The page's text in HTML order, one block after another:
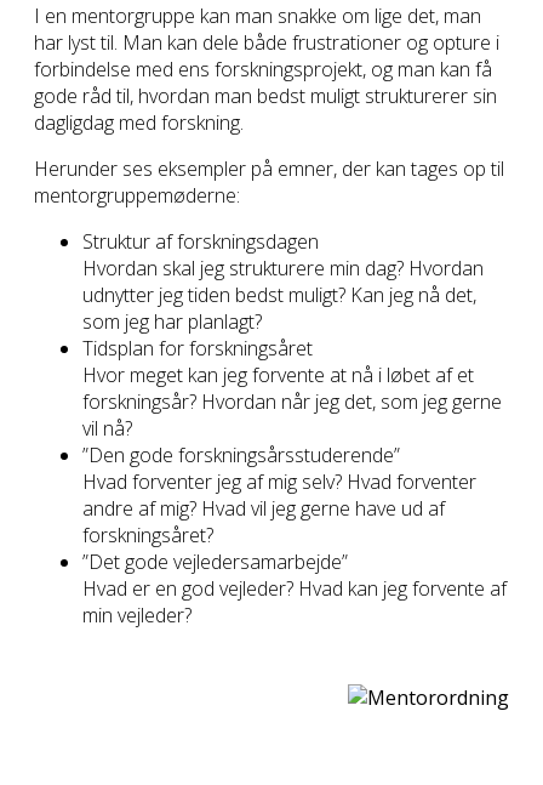
I en mentorgruppe kan man snakke om lige det, man
har lyst til. Man kan dele både frustrationer og opture i
forbindelse med ens forskningsprojekt, og man kan få
gode råd til, hvordan man bedst muligt strukturerer sin
dagligdag med forskning.
Herunder ses eksempler på emner, der kan tages op til
mentorgruppemøderne:
Struktur af forskningsdagen
Hvordan skal jeg strukturere min dag? Hvordan
udnytter jeg tiden bedst muligt? Kan jeg nå det,
som jeg har planlagt?
Tidsplan for forskningsåret
Hvor meget kan jeg forvente at nå i løbet af et
forskningsår? Hvordan når jeg det, som jeg gerne
vil nå?
”Den gode forskningsårsstuderende”
Hvad forventer jeg af mig selv? Hvad forventer
andre af mig? Hvad vil jeg gerne have ud af
forskningsåret?
”Det gode vejledersamarbejde”
Hvad er en god vejleder? Hvad kan jeg forvente af
min vejleder?